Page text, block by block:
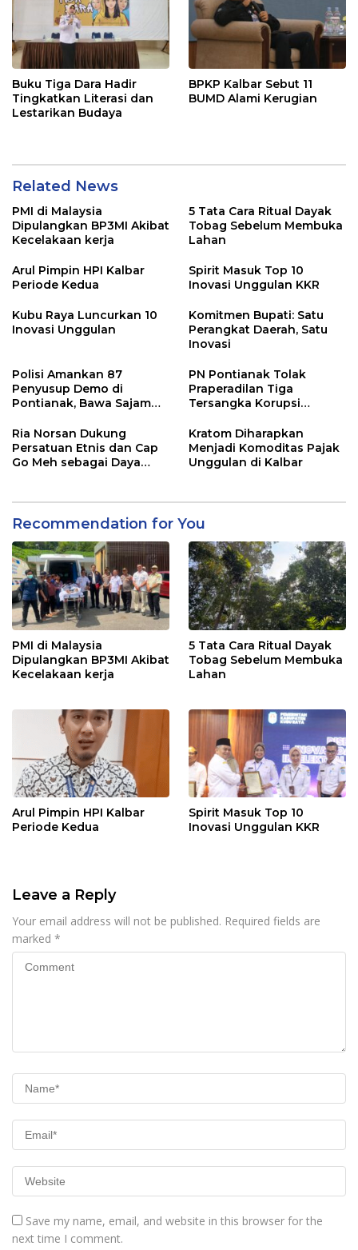
Buku Tiga Dara Hadir
Tingkatkan Literasi dan
Lestarikan Budaya
BPKP Kalbar Sebut 11
BUMD Alami Kerugian
Related News
PMI di Malaysia
Dipulangkan BP3MI Akibat
Kecelakaan kerja
5 Tata Cara Ritual Dayak
Tobag Sebelum Membuka
Lahan
Arul Pimpin HPI Kalbar
Periode Kedua
Spirit Masuk Top 10
Inovasi Unggulan KKR
Kubu Raya Luncurkan 10
Inovasi Unggulan
Komitmen Bupati: Satu
Perangkat Daerah, Satu
Inovasi
Polisi Amankan 87
Penyusup Demo di
Pontianak, Bawa Sajam
PN Pontianak Tolak
Praperadilan Tiga
Tersangka Korupsi
Kalbar
Ria Norsan Dukung
Persatuan Etnis dan Cap
Go Meh sebagai Daya
Kratom Diharapkan
Menjadi Komoditas Pajak
Unggulan di Kalbar
Recommendation for You
PMI di Malaysia
Dipulangkan BP3MI Akibat
Kecelakaan kerja
5 Tata Cara Ritual Dayak
Tobag Sebelum Membuka
Lahan
Arul Pimpin HPI Kalbar
Periode Kedua
Spirit Masuk Top 10
Inovasi Unggulan KKR
Leave a Reply
Your email address will not be published. Required fields are
marked *
Save my name, email, and website in this browser for the
next time I comment.